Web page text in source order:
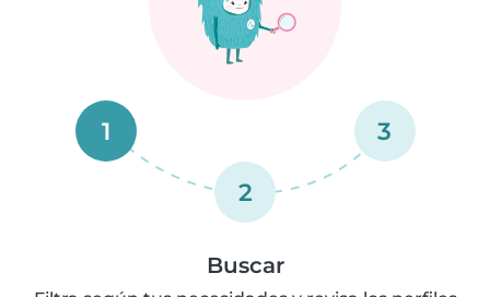
1
2
3
Buscar